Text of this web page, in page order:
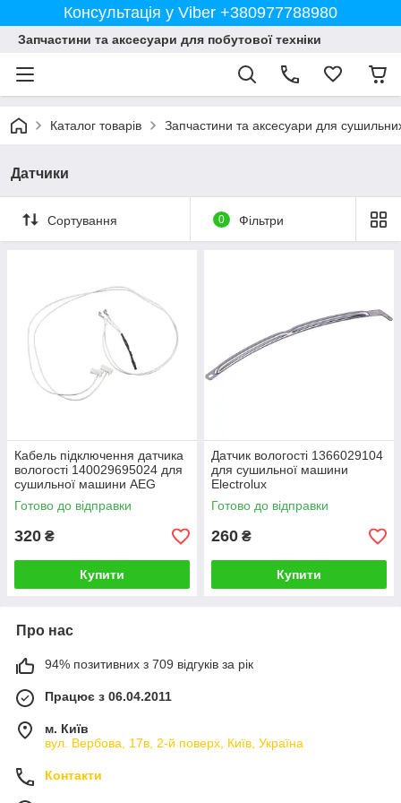
Консультація у Viber +380977788980
Запчастини та аксесуари для побутової техніки
Каталог товарів Запчастини та аксесуари для
Датчики
Сортування 0 Фільтри
Кабель підключення датчика
вологості 140029695024 для
сушильної машини AEG
Готово до відправки
320 ₴
Купити
Датчик вологості 1366029104
для сушильної машини
Electrolux
Готово до відправки
260 ₴
Купити
Про нас
94% позитивних з 709 відгуків за рік
Працює з 06.04.2011
м. Київ
вул. Вербова, 17в, 2-й поверх, Київ, Україна
Контакти